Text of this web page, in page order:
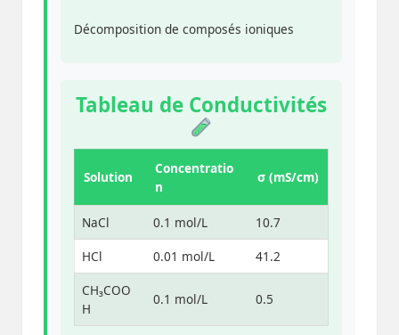
Décomposition de composés ioniques
Tableau de Conductivités
Solution
Concentratio
n
σ (mS/cm)
NaCl 0.1 mol/L
10.7
HCl
0.01 mol/L
41.2
CH₃COO
H
0.1 mol/L 0.5